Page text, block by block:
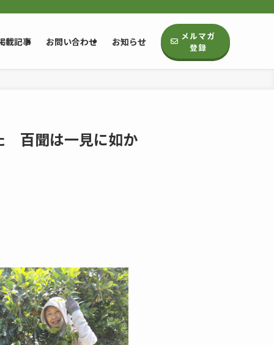
載記事 お問い合わせ お知らせ
メルマガ
登録
百聞は一見に如か